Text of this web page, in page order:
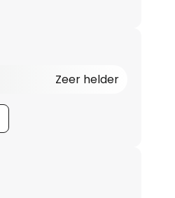
Zeer helder